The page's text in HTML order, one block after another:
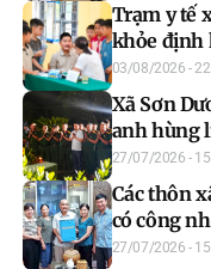
Trạm y tế
khỏe định
03/08/2026 -
Xã Sơn
anh hùng
Thương
27/07/2026 -
Các thôn
có công
binh - liệt
27/07/2026 -